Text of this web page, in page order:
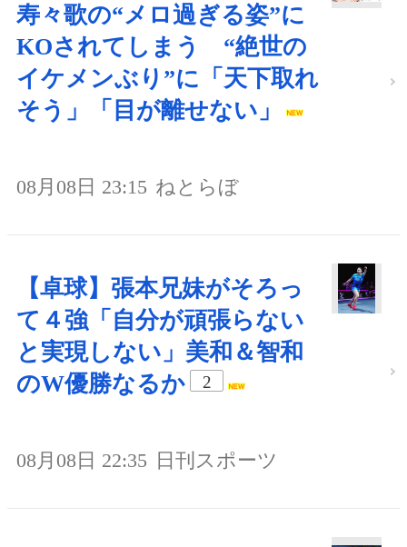
寿々歌の“メロ過ぎる姿”に
KOされてしまう “絶世の
イケメンぶり”に「天下取れ
そう」「目が離せない」
08月08日 23:15 ねとらぼ
【卓球】張本兄妹がそろっ
て４強「自分が頑張らない
と実現しない」美和＆智和
のW優勝なるか
2
08月08日 22:35 日刊スポーツ